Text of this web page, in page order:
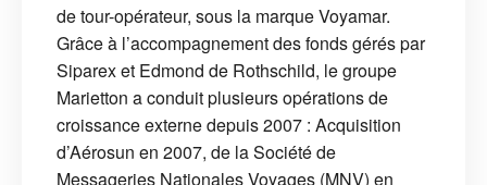
de tour-opérateur, sous la marque Voyamar.
Grâce à l’accompagnement des fonds gérés par
Siparex et Edmond de Rothschild, le groupe
Marietton a conduit plusieurs opérations de
croissance externe depuis 2007 : Acquisition
d’Aérosun en 2007, de la Société de
Messageries Nationales Voyages (MNV) en